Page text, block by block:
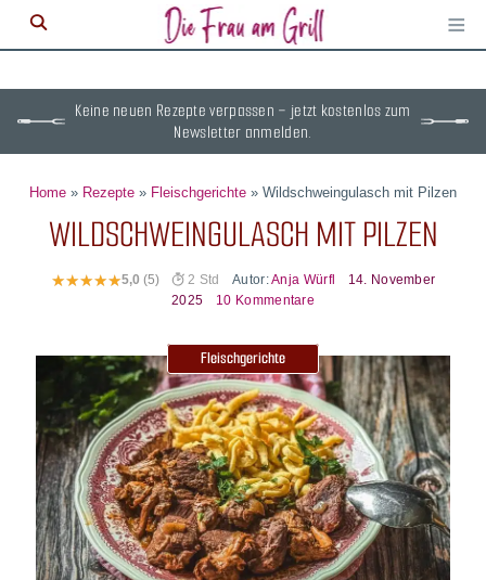
≡
Keine neuen Rezepte verpassen – jetzt kostenlos zum
Newsletter anmelden.
Home » Rezepte » Fleischgerichte » Wildschweingulasch mit Pilzen
WILDSCHWEINGULASCH MIT PILZEN
5,0 (5) 2 Std Autor:Anja Würfl
14. November
2025
10 Kommentare
Fleischgerichte